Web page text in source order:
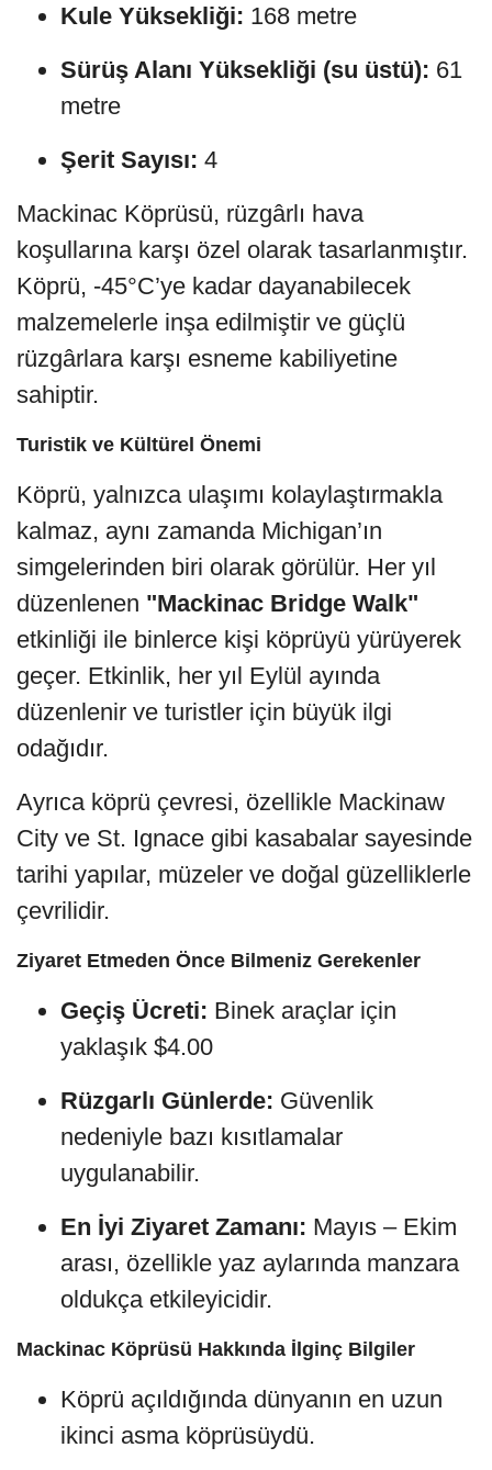
Kule Yüksekliği: 168 metre
Sürüş Alanı Yüksekliği (su üstü): 61
metre
Şerit Sayısı: 4
Mackinac Köprüsü, rüzgârlı hava
koşullarına karşı özel olarak tasarlanmıştır.
Köprü, -45°C’ye kadar dayanabilecek
malzemelerle inşa edilmiştir ve güçlü
rüzgârlara karşı esneme kabiliyetine
sahiptir.
Turistik ve Kültürel Önemi
Köprü, yalnızca ulaşımı kolaylaştırmakla
kalmaz, aynı zamanda Michigan’ın
simgelerinden biri olarak görülür. Her yıl
düzenlenen "Mackinac Bridge Walk"
etkinliği ile binlerce kişi köprüyü yürüyerek
geçer. Etkinlik, her yıl Eylül ayında
düzenlenir ve turistler için büyük ilgi
odağıdır.
Ayrıca köprü çevresi, özellikle Mackinaw
City ve St. Ignace gibi kasabalar sayesinde
tarihi yapılar, müzeler ve doğal güzelliklerle
çevrilidir.
Ziyaret Etmeden Önce Bilmeniz Gerekenler
Geçiş Ücreti: Binek araçlar için
yaklaşık $4.00
Rüzgarlı Günlerde: Güvenlik
nedeniyle bazı kısıtlamalar
uygulanabilir.
En İyi Ziyaret Zamanı: Mayıs – Ekim
arası, özellikle yaz aylarında manzara
oldukça etkileyicidir.
Mackinac Köprüsü Hakkında İlginç Bilgiler
Köprü açıldığında dünyanın en uzun
ikinci asma köprüsüydü.